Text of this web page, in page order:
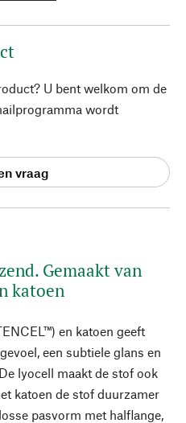
Gemaakt van
katoen
en katoen geeft
een subtiele glans en
lyocell maakt de stof ook
katoen de stof duurzamer
pasvorm met halflange,
U bent welkom om de
wordt
vraag